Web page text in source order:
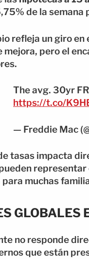
de la semana
refleja un giro
mejora, pero el
The avg. 30yr
https://t.co/
— Freddie Mac
tasas impacta
representar
muchas
GLOBALES
no responde
que están